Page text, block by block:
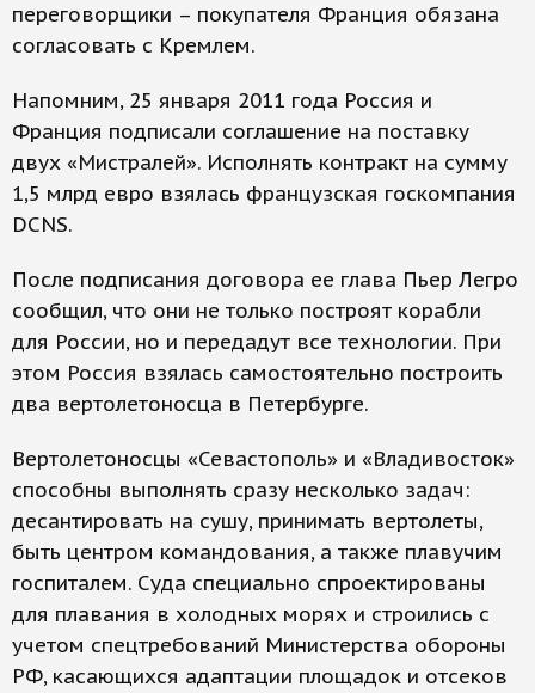
переговорщики – покупателя Франция обязана
согласовать с Кремлем.
Напомним, 25 января 2011 года Россия и
Франция подписали соглашение на поставку
двух «Мистралей». Исполнять контракт на сумму
1,5 млрд евро взялась французская госкомпания
DCNS.
После подписания договора ее глава Пьер Легро
сообщил, что они не только построят корабли
для России, но и передадут все технологии. При
этом Россия взялась самостоятельно построить
два вертолетоносца в Петербурге.
Вертолетоносцы «Севастополь» и «Владивосток»
способны выполнять сразу несколько задач:
десантировать на сушу, принимать вертолеты,
быть центром командования, а также плавучим
госпиталем. Суда специально спроектированы
для плавания в холодных морях и строились с
учетом спецтребований Министерства обороны
РФ, касающихся адаптации площадок и отсеков